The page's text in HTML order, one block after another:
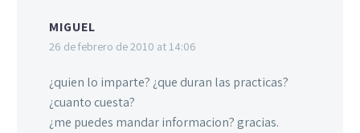
MIGUEL
26 de febrero de 2010 at 14:06
¿quien lo imparte? ¿que duran las practicas?
¿cuanto cuesta?
¿me puedes mandar informacion? gracias.